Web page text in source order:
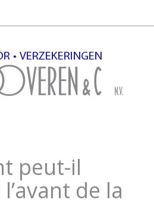
peut-il
de la